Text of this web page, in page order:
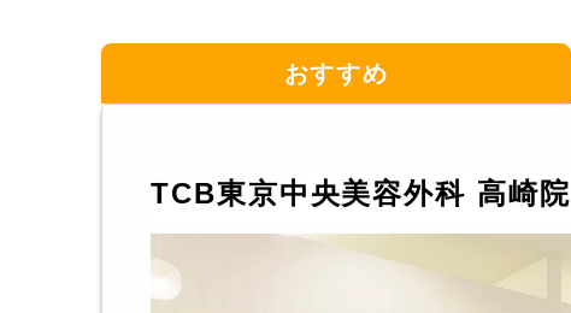
おすすめ
TCB東京中央美容外科 高崎院